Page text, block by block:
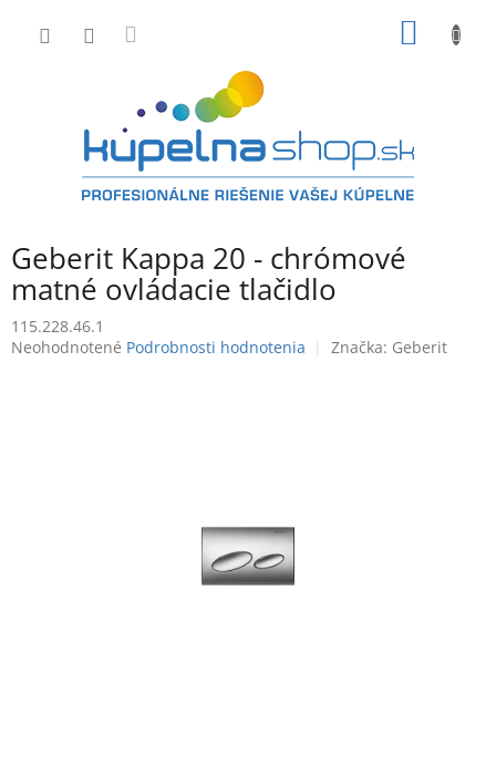
Geberit Kappa 20 - chrómové
matné ovládacie tlačidlo
115.228.46.1
Priemerné
Neohodnotené Podrobnosti hodnotenia Značka: Geberit